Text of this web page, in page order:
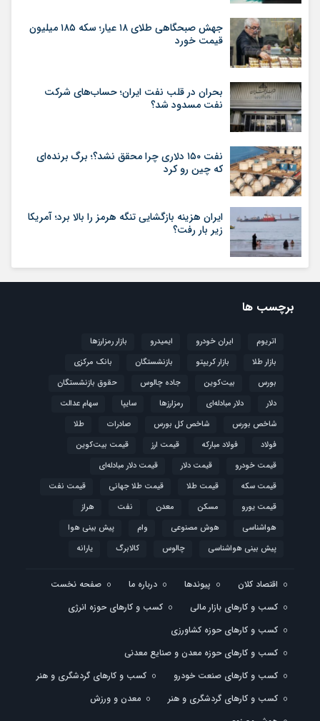
جهش صبحگاهی طلای ۱۸ عیار؛ سکه ۱۸۵ میلیون
قیمت خورد
بحران در قلب نفت ایران؛ حساب‌های شرکت
نفت مسدود شد؟
نفت ۱۵۰ دلاری چرا محقق نشد؟؛ برگ برنده‌ای
که چین رو کرد
ایران هزینه بازگشایی تنگه هرمز را بالا برد؛ آمریکا
زیر بار رفت؟
برچسب ها
اتریوم ایران خودرو ایمیدرو
بازار رمزارزها
بازار طلا
بازار کریپتو بازنشستگان
بانک مرکزی
بورس
بیت‌کوین جاده چالوس
حقوق بازنشستگان
دلار
دلار مبادله‌ای رمزارزها سایپا
سهام عدالت
شاخص بورس
شاخص کل بورس صادرات
طلا
فولاد
فولاد مبارکه قیمت ارز
قیمت بیت‌کوین
قیمت خودرو
قیمت دلار
قیمت دلار مبادله‌ای
قیمت سکه
قیمت طلا قیمت طلا جهانی
قیمت نفت
قیمت یورو
مسکن معدن نفت
هراز
هواشناسی
هوش مصنوعی وام
پیش بینی هوا
پیش بینی هواشناسی
چالوس کالابرگ یارانه
اقتصاد کلان پیوندها درباره ما
صفحه نخست
کسب و کارهای بازار مالی
کسب و کارهای حوزه انرژی
کسب و کارهای حوزه کشاورزی
کسب و کارهای حوزه معدن و صنایع معدنی
کسب و کارهای صنعت خودرو
کسب و کارهای گردشگری و هنر
کسب و کارهای گردشگری و هنر
معدن و ورزش